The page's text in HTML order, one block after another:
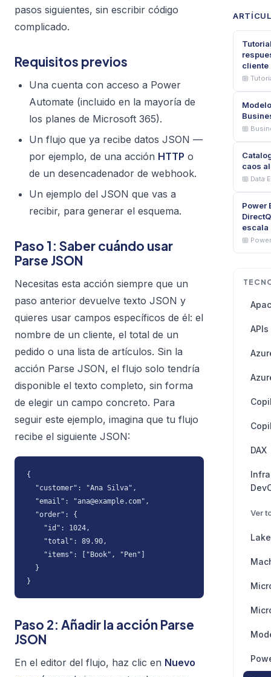
pasos siguientes, sin escribir código
complicado.
Requisitos previos
Una cuenta con acceso a Power
Automate (incluido en la mayoría de
los planes de Microsoft 365).
Un flujo que ya recibe datos JSON —
por ejemplo, de una acción HTTP o
de un desencadenador de webhook.
Un ejemplo del JSON que vas a
recibir, para generar el esquema.
Paso 1: Saber cuándo usar
Parse JSON
Necesitas esta acción siempre que un
paso anterior devuelve texto JSON y
quieres usar campos específicos de él: el
nombre de un cliente, el total de un
pedido o una lista de artículos. Sin la
acción Parse JSON, el flujo solo tendría
disponible el texto completo, sin forma
de elegir un campo concreto. Para
seguir este ejemplo, imagina que tu flujo
recibe el siguiente JSON:
{
  "customer": "Ana Silva",
  "email": "ana@example.com",
  "order": {
    "id": 1024,
    "total": 89.90,
    "items": ["Book", "Pen"]
  }
}
Paso 2: Añadir la acción Parse
JSON
En el editor del flujo, haz clic en Nuevo
cliente
caos
Data
Power
escala
DAX
Ver